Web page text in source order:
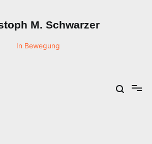
M. Schwarzer
In Bewegung